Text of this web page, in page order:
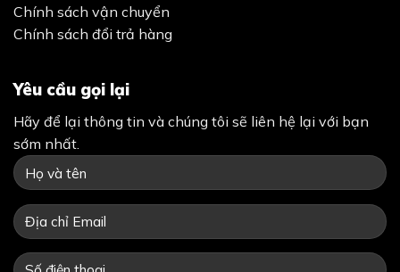
Chính sách vận chuyển
Chính sách đổi trả hàng
Yêu cầu gọi lại
Hãy để lại thông tin và chúng tôi sẽ liên hệ lại với bạn
sớm nhất.